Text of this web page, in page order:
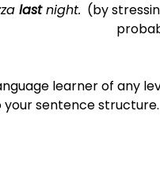
lastnight. (by
learner of any
sentence